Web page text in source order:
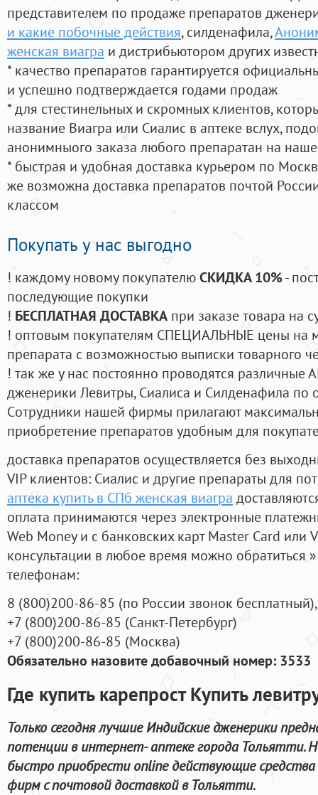
представителем по продаже препаратов
и какие побочные действия, силденафила,
женская виагра и дистрибьютором других
* качество препаратов гарантируется
и успешно подтверждается годами продаж
* для стестинельных и скромных клиентов,
название Виагра или Сиалис в аптеке вслух,
анонимныого заказа любого препаратан на
* быстрая и удобная доставка курьером по
же возможна доставка препаратов почтой
классом
Покупать у нас выгодно
! каждому новому покупателюСКИДКА 10%-
последующие покупки
! БЕСПЛАТНАЯ ДОСТАВКА при заказе товара на
! оптовым покупателям СПЕЦИАЛЬНЫЕ цены на
препарата с возможностью выписки товарного
! так же у нас постоянно проводятся
дженерики Левитры, Сиалиса и Силденафила по
Cотрудники нашей фирмы прилагают
приобретение препаратов удобным для
доставка препаратов осуществляется без
VIP клиентов: Сиалис и другие препараты для
аптека купить в СПб женская виагра
оплата принимаются через электронные
Web Money и с банковских карт Master Card или
консультации в любое время можно обратиться
телефонам:
8 (800)200-86-85 (по России звонок бесплатный),
+7 (800)200-86-85 (Санкт-Петербург)
+7 (800)200-86-85 (Москва)
Обязательно назовите добавочный номер: 3533
Где купить карепрост Купить
Только сегодня лучшие Индийские дженерики
потенции в интернет- аптеке города
быстро приобрести online действующие
фирм с почтовой доставкой в Тольятти.